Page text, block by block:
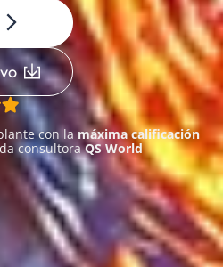
con la máxima calificación
consultoraQS World